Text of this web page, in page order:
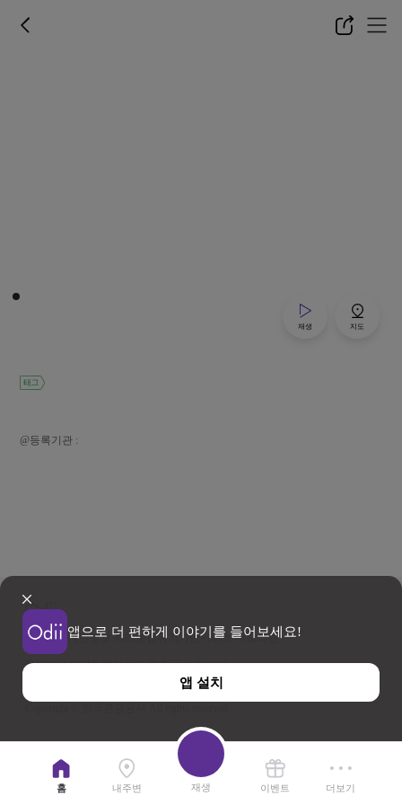
앱으로 더 편하게 이야기를 들어보세요!
앱 설치
재생 지도
태그
@등록기관 :
이용약관 개인정보 처리방침위치기반서비스 이용약관
우)26464 강원특별자치도 원주시 세계로 10
사업자등록번호 202-81-50707 TEL : 033-738-3000
홈 내주변 재생 이벤트 더보기